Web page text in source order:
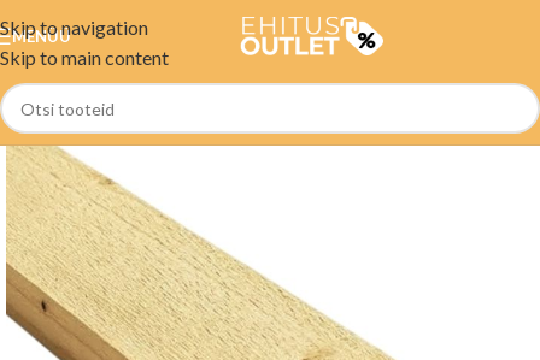
Skip to navigation
Skip to main content
MENÜÜ